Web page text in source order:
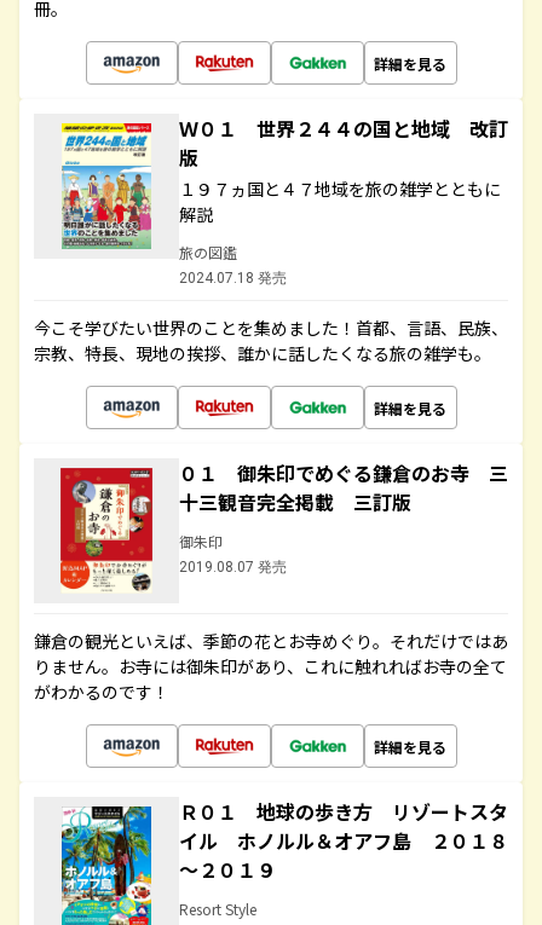
冊。
詳細を見る
Ｗ０１ 世界２４４の国と地域 改訂
版
１９７ヵ国と４７地域を旅の雑学とともに
解説
旅の図鑑
2024.07.18 発売
今こそ学びたい世界のことを集めました！首都、言語、民族、
宗教、特長、現地の挨拶、誰かに話したくなる旅の雑学も。
詳細を見る
０１ 御朱印でめぐる鎌倉のお寺 三
十三観音完全掲載 三訂版
御朱印
2019.08.07 発売
鎌倉の観光といえば、季節の花とお寺めぐり。それだけではあ
りません。お寺には御朱印があり、これに触れればお寺の全て
がわかるのです！
詳細を見る
Ｒ０１ 地球の歩き方 リゾートスタ
イル ホノルル＆オアフ島 ２０１８
～２０１９
Resort Style